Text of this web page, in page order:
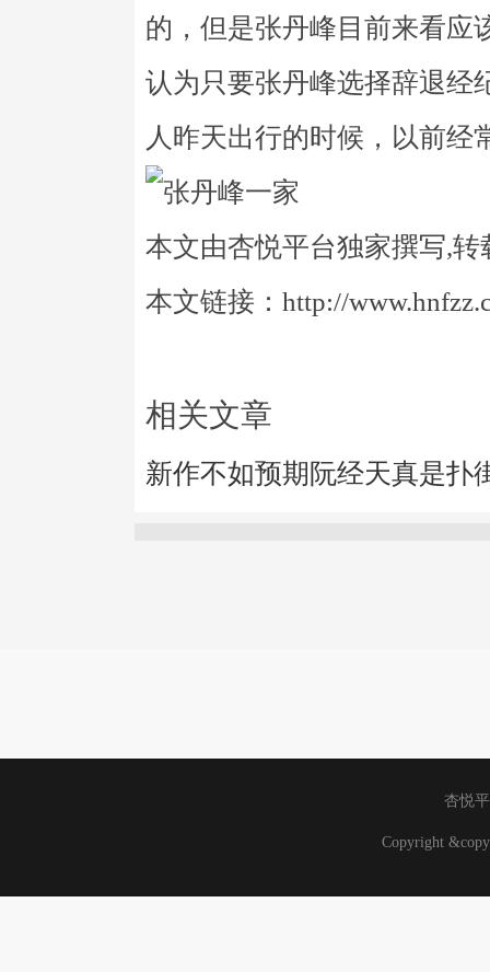
的，但是张丹峰目前来看应
认为只要张丹峰选择辞退经
人昨天出行的时候，以前经
本文由杏悦平台独家撰写,转
本文链接：http://
相关文章
新作不如预期阮经天真是扑
杏悦
Copyright